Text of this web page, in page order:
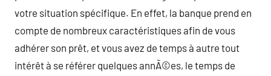
votre situation spécifique. En effet, la banque prend en
compte de nombreux caractéristiques afin de vous
adhérer son prêt, et vous avez de temps à autre tout
intérêt à se référer quelques annÃ©es, le temps de